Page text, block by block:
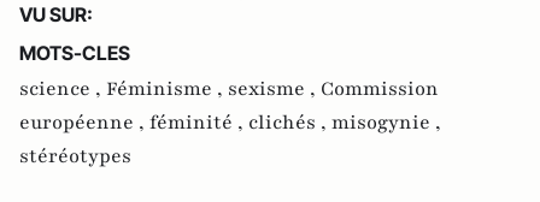
VU SUR:
MOTS-CLES
science , Féminisme , sexisme , Commission
européenne , féminité , clichés , misogynie ,
stéréotypes